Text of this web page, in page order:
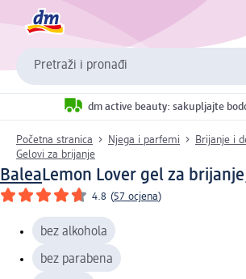
Pretraži i pronađi
dm active beauty: sakupljajte
Početna stranica Njega i parfemi
Brijanje i
Gelovi za brijanje
BaleaLemon Lover gel za
4.8 (57 ocjena)
bez alkohola
bez parabena